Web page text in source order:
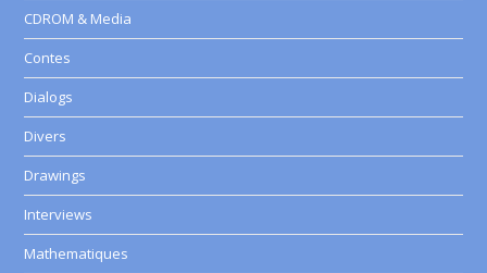
CDROM & Media
Contes
Dialogs
Divers
Drawings
Interviews
Mathematiques